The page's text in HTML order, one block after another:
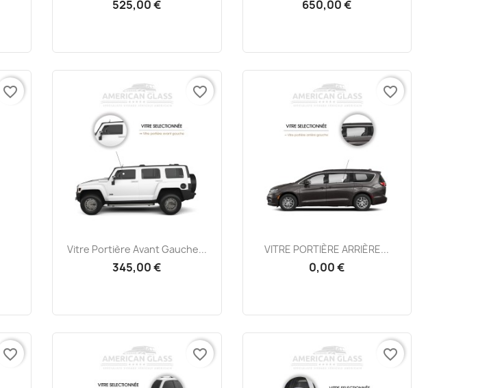
525,00 € 650,00 €
favorite_border
Aperçu rapide
Vitre Portière Avant Gauche...
345,00 €
favorite_border
Aperçu rapide
VITRE PORTIÈRE ARRIÈRE...
0,00 €
favorite_border
favorite_border favorite_border favorite_border